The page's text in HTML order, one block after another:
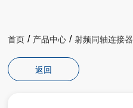
首页 / 产品中心 / 射频同轴连接器
返回